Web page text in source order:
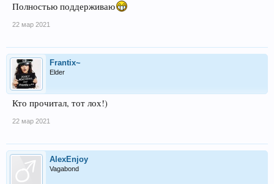
Полностью поддерживаю
22 мар 2021
Frantix~
Elder
Кто прочитал, тот лох!)
22 мар 2021
AlexEnjoy
Vagabond